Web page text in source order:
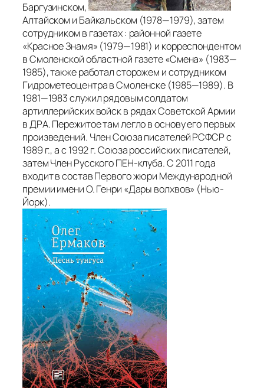
Баргузинском,
Алтайском и Байкальском (1978—1979), затем
сотрудником в газетах : районной газете
«Красное Знамя» (1979—1981) и корреспондентом
в Смоленской областной газете «Смена» (1983—
1985), также работал сторожем и сотрудником
Гидрометеоцентра в Смоленске (1985—1989). В
1981—1983 служил рядовым солдатом
артиллерийских войск в рядах Советской Армии
в ДРА. Пережитое там легло в основу его первых
произведений. Член Союза писателей РСФСР с
1989 г., а с 1992 г. Союза российских писателей,
затем Член Русского ПЕН-клуба. С 2011 года
входит в состав Первого жюри Международной
премии имени О. Генри «Дары волхвов» (Нью-
Йорк).